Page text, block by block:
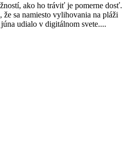
ako ho tráviť je pomerne dosť.
sa namiesto vylihovania na pláži
udialo v digitálnom svete....